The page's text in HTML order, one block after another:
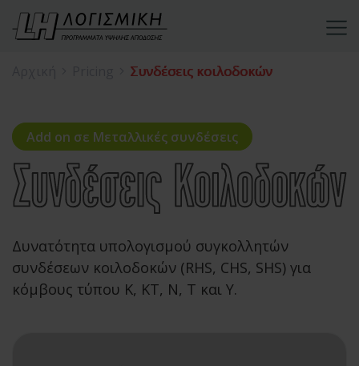
Συνδέσεις κοιλοδοκών
Add on σε Μεταλλικές συνδέσεις
Δυνατότητα υπολογισμού συγκολλητών
συνδέσεων κοιλοδοκών (RHS, CHS, SHS) για
κόμβους τύπου Κ, ΚΤ, Ν, Τ και Υ.